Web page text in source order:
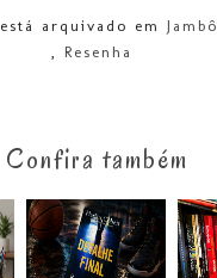
arquivado em Jambô
Resenha
Confira também